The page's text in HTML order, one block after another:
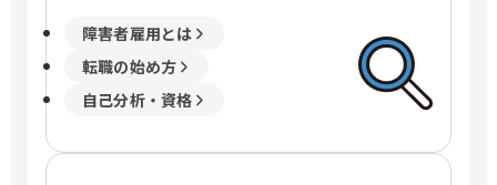
障害者雇用とは
転職の始め方
自己分析・資格